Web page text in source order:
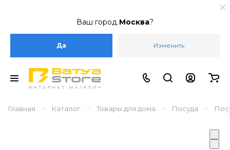
Ваш город Москва?
Да Изменить
Главная – Каталог – Товары для дома – Посуда –